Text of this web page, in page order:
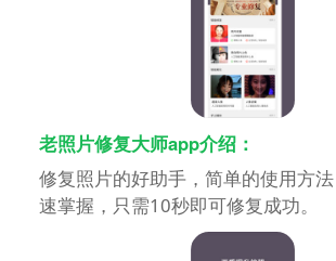
老照片修复大师app介绍：
修复照片的好助手，简单的使用方
速掌握，只需10秒即可修复成功。